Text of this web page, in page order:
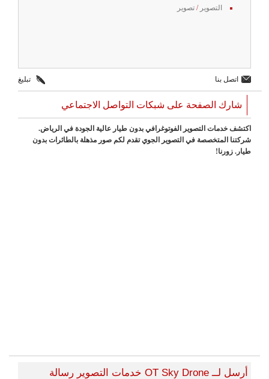
التصوير / تصوير
اتصل بنا تبليغ
شارك الصفحة على شبكات التواصل الاجتماعي
اكتشف خدمات التصوير الفوتوغرافي بدون طيار عالية الجودة في الرياض.
شركتنا المتخصصة في التصوير الجوي تقدم لكم صور مذهلة بالطائرات بدون
طيار. زورنا!
أرسل لــ OT Sky Drone خدمات التصوير رسالة